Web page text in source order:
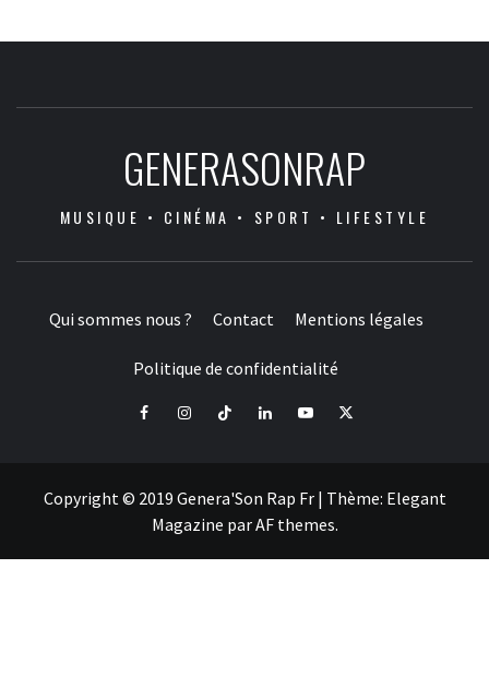
GENERASONRAP
MUSIQUE • CINÉMA • SPORT • LIFESTYLE
Qui sommes nous ? Contact Mentions légales
Politique de confidentialité
FacebookInstagramTiktok LinkedInYoutube
X
Copyright © 2019 Genera'Son Rap Fr | Thème: Elegant
Magazine parAF themes.